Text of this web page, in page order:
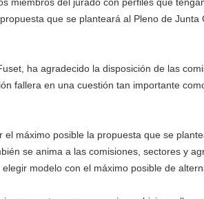
que se planteará al Pleno de
ha agradecido la disposición de las
fallera en una cuestión tan importante
máximo posible la propuesta que se
se anima a las comisiones, sectores y
modelo con el máximo posible de